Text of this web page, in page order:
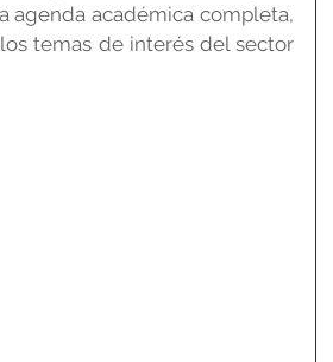
agenda académica completa,
temas de interés del sector